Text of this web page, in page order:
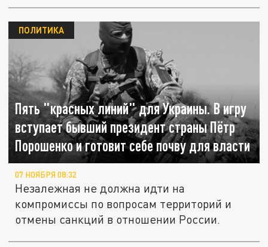
Пять "красных линий" для Украины. В игру
вступает бывший президент страны Пётр
Порошенко и готовит себе почву для власти
ПОЛИТИКА
07 НОЯБРЯ 08:32
Незалежная не должна идти на
компромиссы по вопросам территорий и
отмены санкций в отношении России.